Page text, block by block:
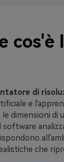
cos'è
di
e
dimensioni di
software
che